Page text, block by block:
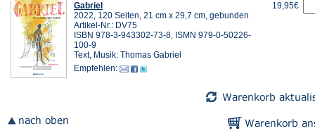
Gabriel
2022, 120 Seiten, 21 cm x 29,7 cm, gebunden
Artikel-Nr.: DV75
ISBN 978-3-943302-73-8, ISMN 979-0-50226-
100-9
Text, Musik: Thomas Gabriel
Empfehlen:
19,95€